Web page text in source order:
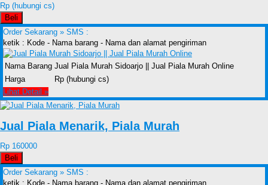
Rp (hubungi cs)
Beli
Order Sekarang » SMS :
ketik : Kode - Nama barang - Nama dan alamat pengiriman
Nama Barang Jual Piala Murah Sidoarjo || Jual Piala Murah Online
Harga
Rp (hubungi cs)
Lihat Detail »
Jual Piala Menarik, Piala Murah
Rp 160000
Beli
Order Sekarang » SMS :
ketik : Kode - Nama barang - Nama dan alamat pengiriman